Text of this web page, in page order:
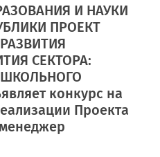
И НАУКИ
ПРОЕКТ
СЕКТОРА:
конкурс на
Проекта